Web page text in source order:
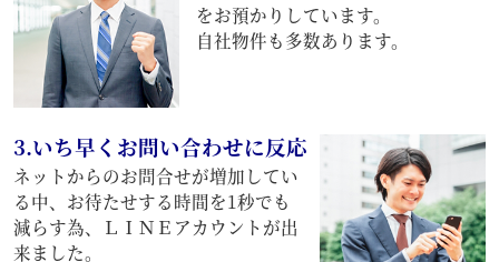
をお預かりしています。
自社物件も多数あります。
3.いち早くお問い合わせに反応
ネットからのお問合せが増加してい
る中、お待たせする時間を1秒でも
減らす為、ＬＩＮＥアカウントが出
来ました。